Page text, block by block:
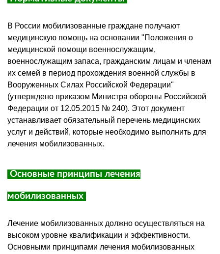
В России мобилизованные граждане получают
медицинскую помощь на основании "Положения о
медицинской помощи военнослужащим,
военнослужащим запаса, гражданским лицам и членам
их семей в период прохождения военной службы в
Вооруженных Силах Российской Федерации"
(утверждено приказом Министра обороны Российской
Федерации от 12.05.2015 № 240). Этот документ
устанавливает обязательный перечень медицинских
услуг и действий, которые необходимо выполнить для
лечения мобилизованных.
Основные принципы лечения
мобилизованных
Лечение мобилизованных должно осуществляться на
высоком уровне квалификации и эффективности.
Основными принципами лечения мобилизованных